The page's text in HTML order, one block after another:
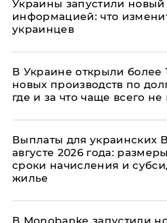
Украины запустили
информацией: что
украинцев
В Украине открыли более
новых производств по
где и за что чаще всего не
Выплаты для украинских
августе 2026 года:
сроки начисления и
жилье
В Мonobankе запустили